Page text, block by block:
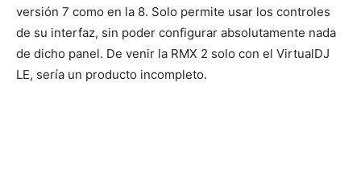
versión 7 como en la 8. Solo permite usar los controles
de su interfaz, sin poder configurar absolutamente nada
de dicho panel. De venir la RMX 2 solo con el VirtualDJ
LE, sería un producto incompleto.